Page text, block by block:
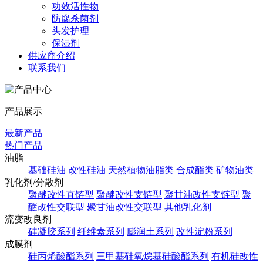
功效活性物
防腐杀菌剂
头发护理
保湿剂
供应商介绍
联系我们
产品展示
最新产品
热门产品
油脂
基础硅油 改性硅油 天然植物油脂类 合成酯类 矿物油类
乳化剂/分散剂
聚醚改性直链型 聚醚改性支链型 聚甘油改性支链型 聚
醚改性交联型 聚甘油改性交联型 其他乳化剂
流变改良剂
硅凝胶系列 纤维素系列 膨润土系列 改性淀粉系列
成膜剂
硅丙烯酸酯系列 三甲基硅氧烷基硅酸酯系列 有机硅改性